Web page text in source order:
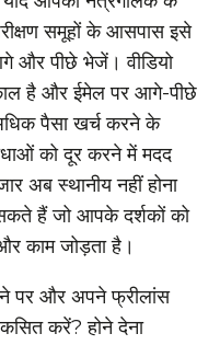
समूहों के आसपास इसे
और पीछे भेजें। वीडियो
है और ईमेल पर आगे-पीछे
पैसा खर्च करने के
को दूर करने में मदद
अब स्थानीय नहीं होना
हैं जो आपके दर्शकों को
काम जोड़ता है।
पर और अपने फ्रीलांस
करें? होने देना